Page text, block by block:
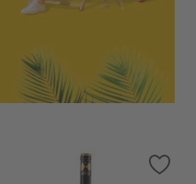
Pievienot vēlmju sarakstam